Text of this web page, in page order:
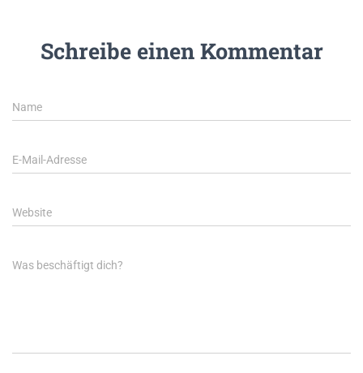
Schreibe einen Kommentar
Name
E-Mail-Adresse
Website
Was beschäftigt dich?